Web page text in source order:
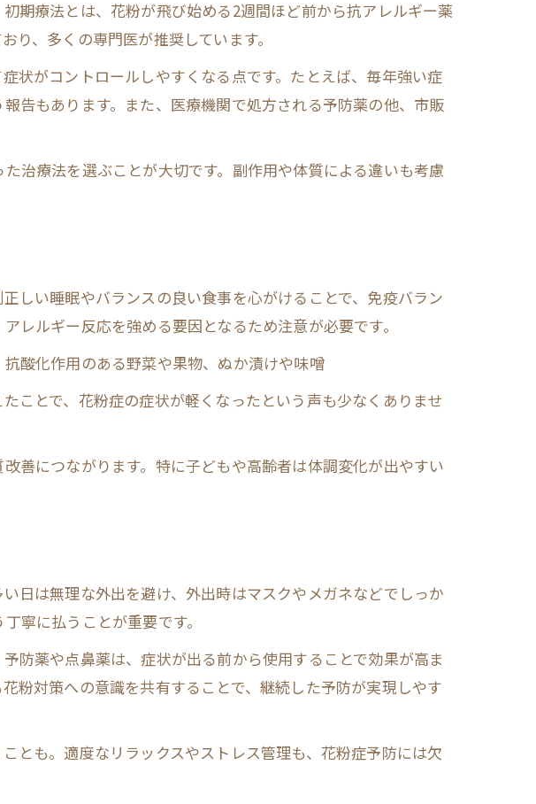
ポイント
グルト活用法
ぶポイント
な休養法
のベストタイミング
し穴とは
期療法とは、花粉が飛び始める2週間ほど前から抗アレルギー薬
り、多くの専門医が推奨しています。
状がコントロールしやすくなる点です。たとえば、毎年強い症
告もあります。また、医療機関で処方される予防薬の他、市販
治療法を選ぶことが大切です。副作用や体質による違いも考慮
しい睡眠やバランスの良い食事を心がけることで、免疫バラン
レルギー反応を強める要因となるため注意が必要です。
酸化作用のある野菜や果物、ぬか漬けや味噌
ことで、花粉症の症状が軽くなったという声も少なくありませ
善につながります。特に子どもや高齢者は体調変化が出やすい
日は無理な外出を避け、外出時はマスクやメガネなどでしっか
寧に払うことが重要です。
防薬や点鼻薬は、症状が出る前から使用することで効果が高ま
粉対策への意識を共有することで、継続した予防が実現しやす
とも。適度なリラックスやストレス管理も、花粉症予防には欠